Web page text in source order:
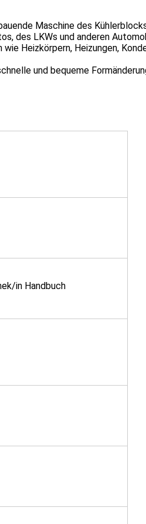
Maschine des
des LKWs und anderen
Heizkörpern, Heizungen,
und bequeme
in Handbuch